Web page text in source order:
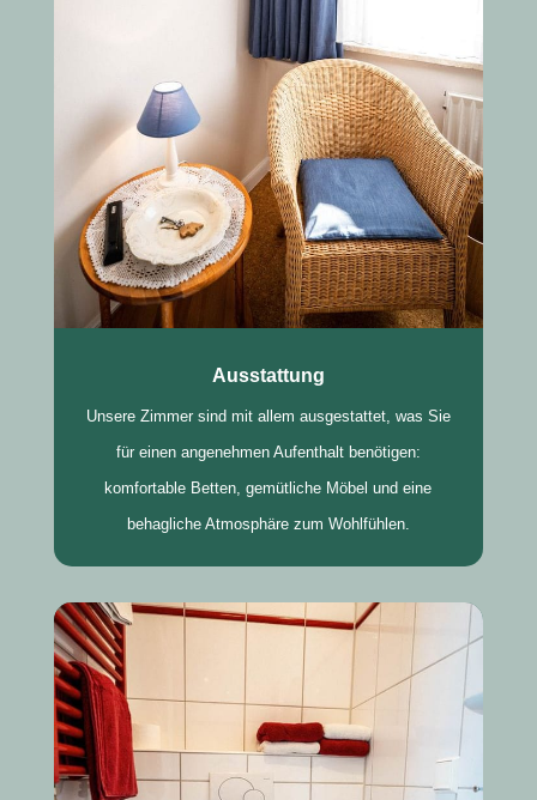
Ausstattung
Unsere Zimmer sind mit allem ausgestattet, was Sie
für einen angenehmen Aufenthalt benötigen:
komfortable Betten, gemütliche Möbel und eine
behagliche Atmosphäre zum Wohlfühlen.